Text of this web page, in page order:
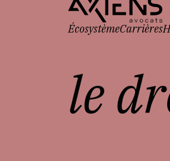
ÉcosystèmeCarrières
le